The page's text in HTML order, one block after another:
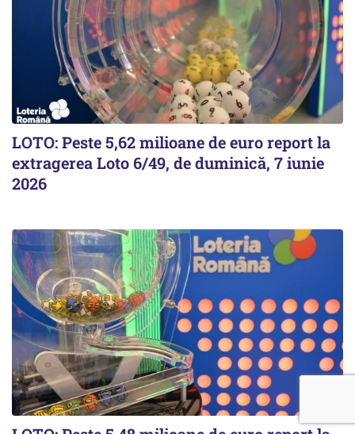
LOTO: Peste 5,62 milioane de euro report la
extragerea Loto 6/49, de duminică, 7 iunie
2026